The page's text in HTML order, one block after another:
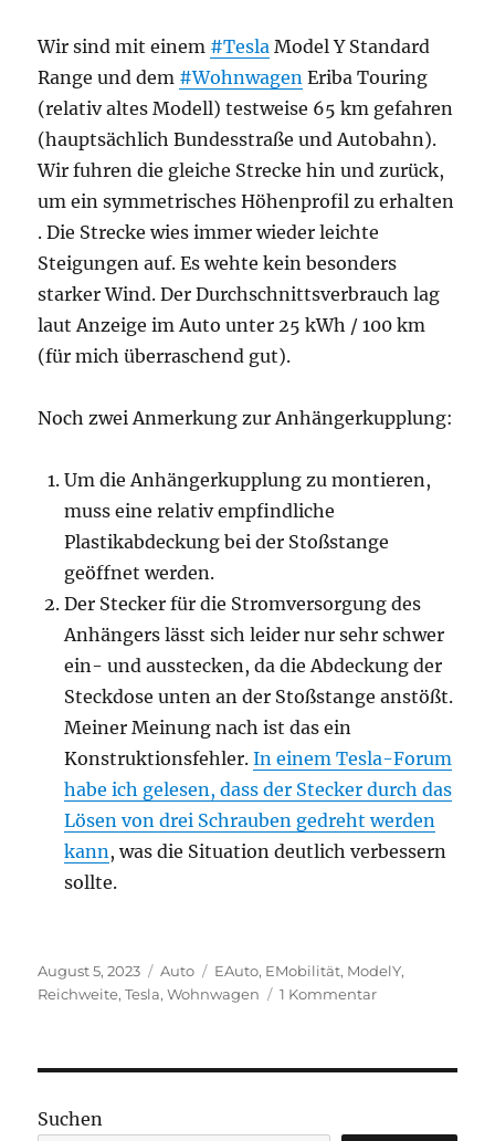
Wir sind mit einem #Tesla Model Y Standard
Range und dem #Wohnwagen Eriba Touring
(relativ altes Modell) testweise 65 km gefahren
(hauptsächlich Bundesstraße und Autobahn).
Wir fuhren die gleiche Strecke hin und zurück,
um ein symmetrisches Höhenprofil zu erhalten
. Die Strecke wies immer wieder leichte
Steigungen auf. Es wehte kein besonders
starker Wind. Der Durchschnittsverbrauch lag
laut Anzeige im Auto unter 25 kWh / 100 km
(für mich überraschend gut).
Noch zwei Anmerkung zur Anhängerkupplung:
Um die Anhängerkupplung zu montieren,
muss eine relativ empfindliche
Plastikabdeckung bei der Stoßstange
geöffnet werden.
Der Stecker für die Stromversorgung des
Anhängers lässt sich leider nur sehr schwer
ein- und ausstecken, da die Abdeckung der
Steckdose unten an der Stoßstange anstößt.
Meiner Meinung nach ist das ein
Konstruktionsfehler.In einem Tesla-Forum
habe ich gelesen, dass der Stecker durch das
Lösen von drei Schrauben gedreht werden
kann, was die Situation deutlich verbessern
sollte.
Veröffentlicht
am
August 5, 2023 Kategorien
Auto Schlagwörter
EAuto, EMobilität, ModelY,
Reichweite,Tesla,Wohnwagen 1 Kommentarzu
Y
Suchen